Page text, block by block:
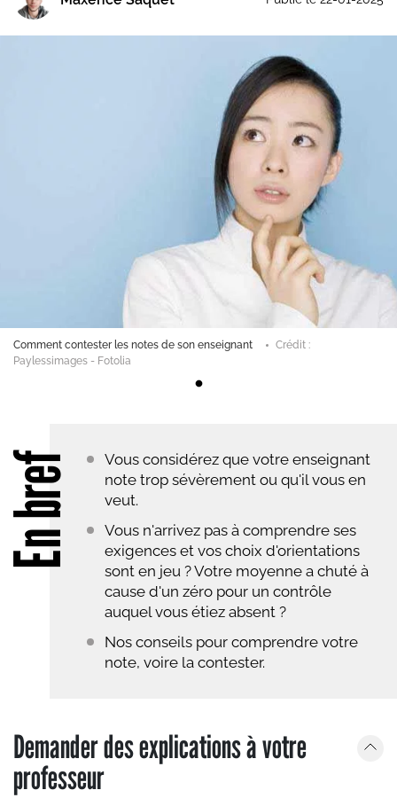
bref
Vous considérez que votre enseignant
note trop sévèrement ou qu'il vous en
veut.
Vous n'arrivez pas à comprendre ses
exigences et vos choix d'orientations
sont en jeu ? Votre moyenne a chuté à
cause d'un zéro pour un contrôle
auquel vous étiez absent ?
Nos conseils pour comprendre votre
note, voire la contester.
Comment contester les notes de son enseignant
Crédit :
Paylessimages - Fotolia
Demander des explications à votre
professeur